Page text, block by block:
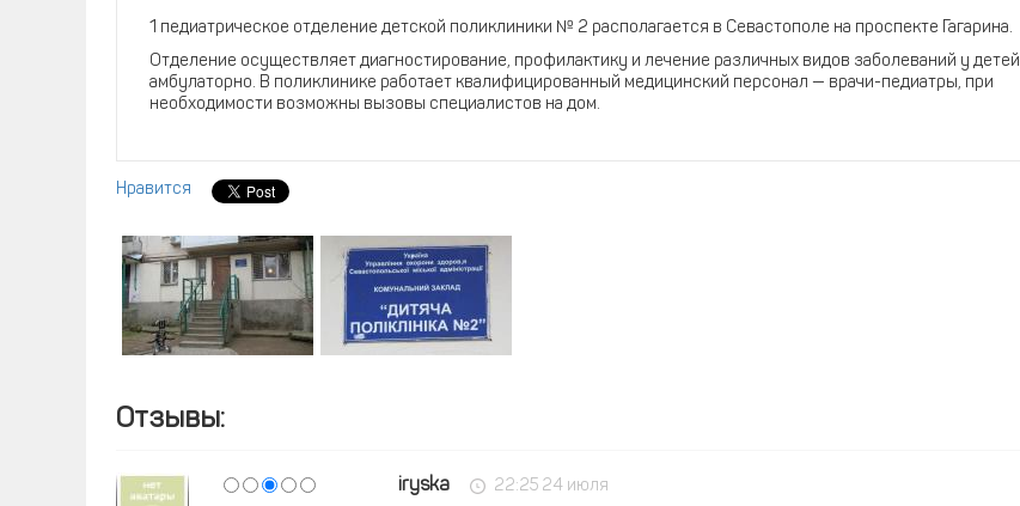
1 педиатрическое отделение детской поликлиники № 2 располагается в Севастополе на проспекте Гагарина.
Отделение осуществляет диагностирование, профилактику и лечение различных видов заболеваний у детей
амбулаторно. В поликлинике работает квалифицированный медицинский персонал — врачи-педиатры, при
необходимости возможны вызовы специалистов на дом.
Нравится
Отзывы:
iryska 22:25 24 июля